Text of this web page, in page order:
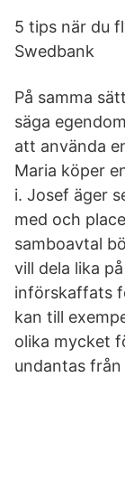
5 tips när du
Swedbank
På samma
säga
att använda
Maria köper
i. Josef äger
med och
samboavtal
vill dela lika
införskaffats
kan till
olika mycket
undantas